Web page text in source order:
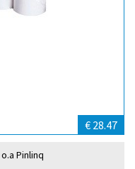
€ 28.47
Pinlinq